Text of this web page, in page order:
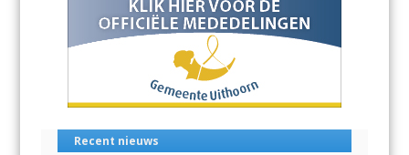
Recent nieuws